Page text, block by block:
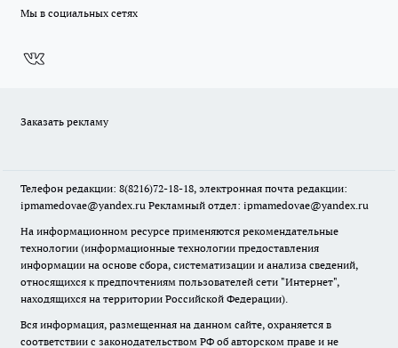
Мы в социальных сетях
Заказать рекламу
Телефон редакции: 8(8216)72-18-18, электронная почта редакции:
ipmamedovae@yandex.ru Рекламный отдел: ipmamedovae@yandex.ru
На информационном ресурсе применяются рекомендательные
технологии (информационные технологии предоставления
информации на основе сбора, систематизации и анализа сведений,
относящихся к предпочтениям пользователей сети "Интернет",
находящихся на территории Российской Федерации).
Вся информация, размещенная на данном сайте, охраняется в
соответствии с законодательством РФ об авторском праве и не